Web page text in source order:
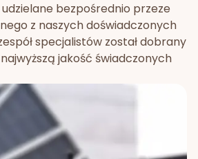
bezpośrednio przeze
z naszych doświadczonych
specjalistów został dobrany
jakość świadczonych